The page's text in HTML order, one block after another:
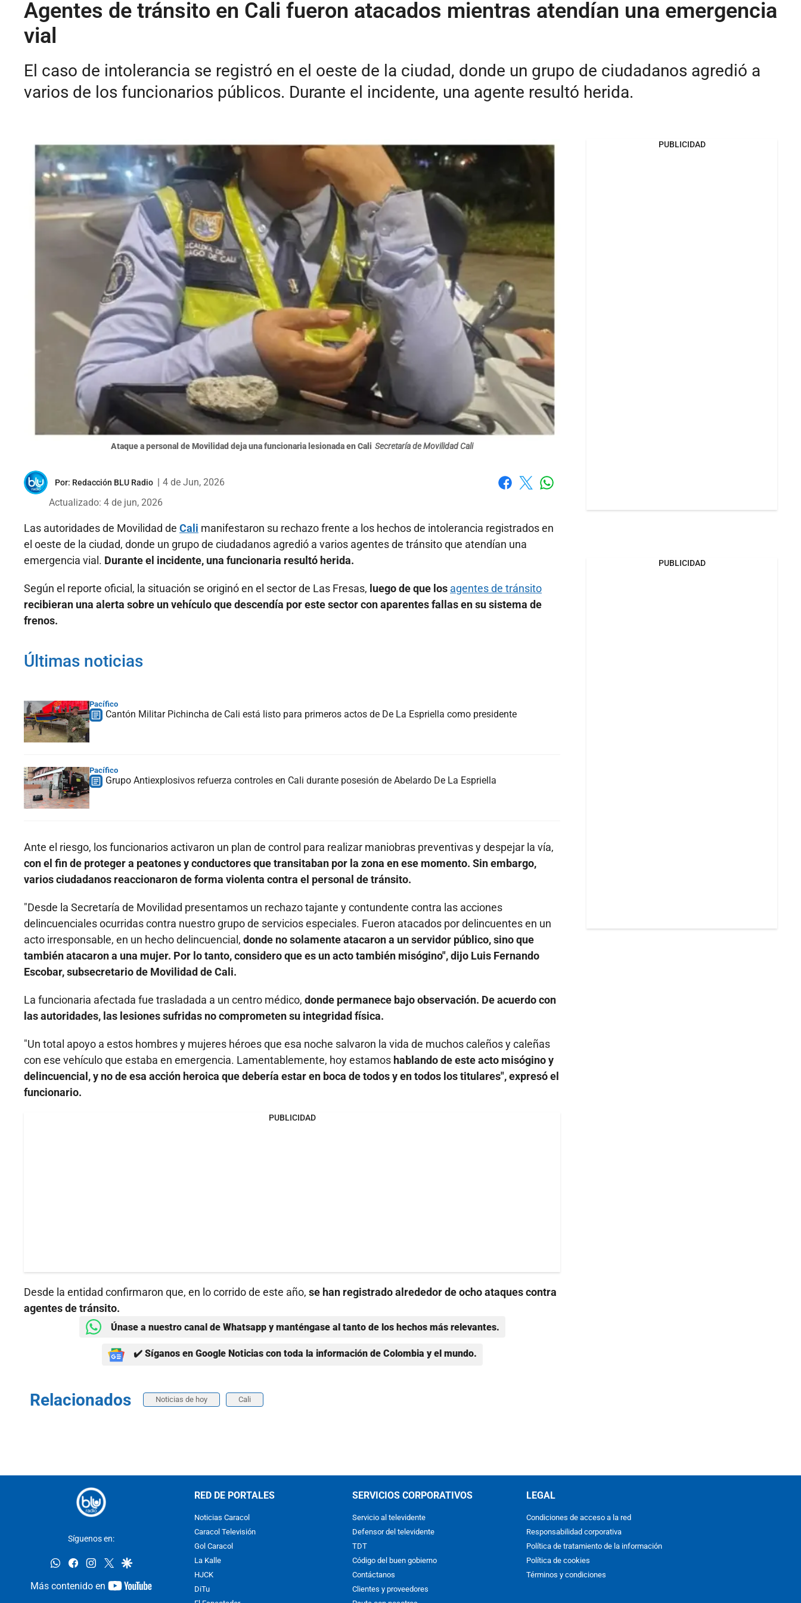
Agentes de tránsito en Cali fueron atacados mientras atendían una emergencia
vial
El caso de intolerancia se registró en el oeste de la ciudad, donde un grupo de ciudadanos agredió a
varios de los funcionarios públicos. Durante el incidente, una agente resultó herida.
Ataque a personal de Movilidad deja una funcionaria lesionada en Cali Secretaría de Movilidad Cali
Por: Redacción BLU Radio
4 de Jun, 2026
Actualizado: 4 de jun, 2026
Las autoridades de Movilidad de Cali manifestaron su rechazo frente a los hechos de intolerancia registrados en
el oeste de la ciudad, donde un grupo de ciudadanos agredió a varios agentes de tránsito que atendían una
emergencia vial. Durante el incidente, una funcionaria resultó herida.
Según el reporte oficial, la situación se originó en el sector de Las Fresas, luego de que los agentes de tránsito
recibieran una alerta sobre un vehículo que descendía por este sector con aparentes fallas en su sistema de
frenos.
Últimas noticias
Pacífico
Cantón Militar Pichincha de Cali está listo para primeros actos de De La Espriella como presidente
Pacífico
Grupo Antiexplosivos refuerza controles en Cali durante posesión de Abelardo De La Espriella
Ante el riesgo, los funcionarios activaron un plan de control para realizar maniobras preventivas y despejar la vía,
con el fin de proteger a peatones y conductores que transitaban por la zona en ese momento. Sin embargo,
varios ciudadanos reaccionaron de forma violenta contra el personal de tránsito.
"Desde la Secretaría de Movilidad presentamos un rechazo tajante y contundente contra las acciones
delincuenciales ocurridas contra nuestro grupo de servicios especiales. Fueron atacados por delincuentes en un
acto irresponsable, en un hecho delincuencial, donde no solamente atacaron a un servidor público, sino que
también atacaron a una mujer. Por lo tanto, considero que es un acto también misógino", dijo Luis Fernando
Escobar, subsecretario de Movilidad de Cali.
La funcionaria afectada fue trasladada a un centro médico, donde permanece bajo observación. De acuerdo con
las autoridades, las lesiones sufridas no comprometen su integridad física.
"Un total apoyo a estos hombres y mujeres héroes que esa noche salvaron la vida de muchos caleños y caleñas
con ese vehículo que estaba en emergencia. Lamentablemente, hoy estamos hablando de este acto misógino y
delincuencial, y no de esa acción heroica que debería estar en boca de todos y en todos los titulares", expresó el
funcionario.
PUBLICIDAD
Desde la entidad confirmaron que, en lo corrido de este año, se han registrado alrededor de ocho ataques contra
agentes de tránsito.
Únase a nuestro canal de Whatsapp y manténgase al tanto de los hechos más relevantes.
✔️ Síganos en Google Noticias con toda la información de Colombia y el mundo.
Relacionados Noticias de hoy Cali
PUBLICIDAD
PUBLICIDAD
Síguenos en:
whatsappfacebookinstagram
twittergoogle
Más contenido en
youtube-
RED DE PORTALES
Noticias Caracol
Caracol Televisión
Gol Caracol
La Kalle
HJCK
DiTu
SERVICIOS CORPORATIVOS
Servicio al televidente
Defensor del televidente
TDT
Código del buen gobierno
Contáctanos
Clientes y proveedores
LEGAL
Condiciones de acceso a la red
Responsabilidad corporativa
Política de tratamiento de la información
Política de cookies
Términos y condiciones